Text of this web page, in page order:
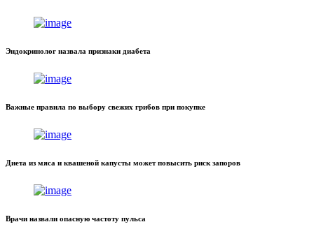
Эндокринолог назвала признаки диабета
Важные правила по выбору свежих грибов при покупке
Диета из мяса и квашеной капусты может повысить риск запоров
Врачи назвали опасную частоту пульса